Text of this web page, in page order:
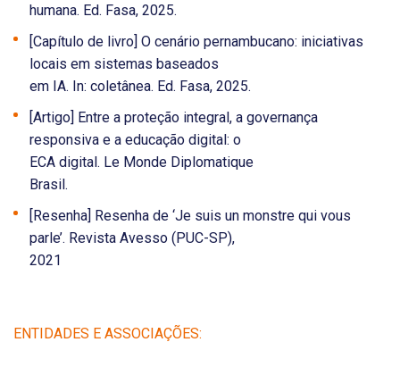
humana. Ed. Fasa, 2025.
[Capítulo de livro] O cenário pernambucano: iniciativas
locais em sistemas baseados
em IA. In: coletânea. Ed. Fasa, 2025.
[Artigo] Entre a proteção integral, a governança
responsiva e a educação digital: o
ECA digital. Le Monde Diplomatique
Brasil.
[Resenha] Resenha de ‘Je suis un monstre qui vous
parle’. Revista Avesso (PUC-SP),
2021
ENTIDADES E ASSOCIAÇÕES: